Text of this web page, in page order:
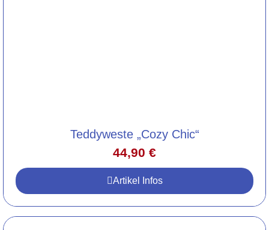
Teddyweste „Cozy Chic“
44,90 €
Artikel Infos